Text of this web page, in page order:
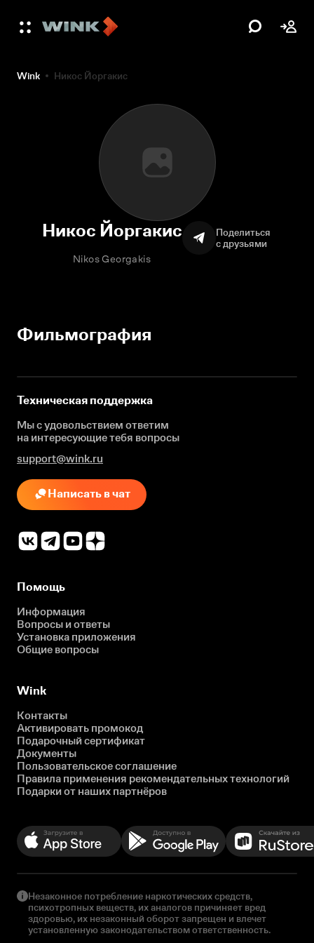
Wink Никос Йоргакис
Никос Йоргакис
Nikos Georgakis
Поделиться
с друзьями
Фильмография
Техническая поддержка
Мы с удовольствием ответим
на интересующиетебя вопросы
support@wink.ru
Написать в чат
Помощь
Информация
Вопросы и ответы
Установка приложения
Общие вопросы
Wink
Контакты
Активировать промокод
Подарочный сертификат
Документы
Пользовательское соглашение
Правила применения рекомендательных технологий
Подарки от наших партнёров
Незаконное потребление наркотических средств,
психотропных веществ, их аналогов причиняет вред
здоровью, их незаконный оборот запрещен и влечет
установленную законодательством ответственность.